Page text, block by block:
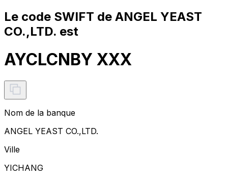
Le code SWIFT de ANGEL YEAST
CO.,LTD. est
AYCLCNBY XXX
Nom de la banque
ANGEL YEAST CO.,LTD.
Ville
YICHANG